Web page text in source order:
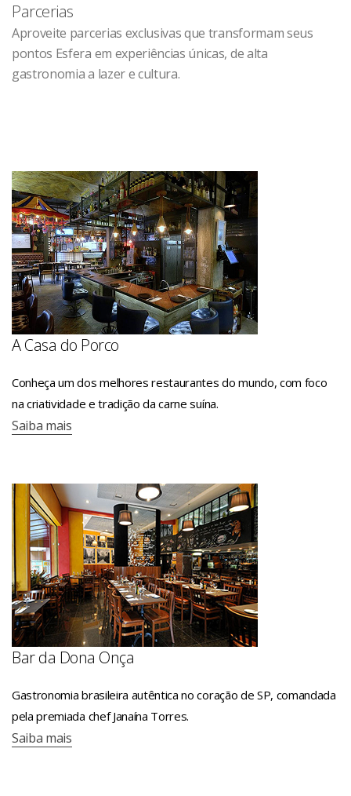
Parcerias
Aproveite parcerias exclusivas que transformam seus
pontos Esfera em experiências únicas, de alta
gastronomia a lazer e cultura.
A Casa do Porco
Conheça um dos melhores restaurantes do mundo, com foco
na criatividade e tradição da carne suína.
Saiba mais
Bar da Dona Onça
Gastronomia brasileira autêntica no coração de SP, comandada
pela premiada chef Janaína Torres.
Saiba mais